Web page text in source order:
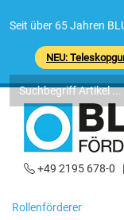
Seit über 65 Jahren
NEU:
+49 2195 678-0
Rollenförderer